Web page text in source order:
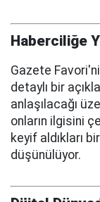
Haberciliğe
Gazete
detaylı bir
anlaşılacağı
onların ilgisini
keyif aldıkları
düşünülüyor.